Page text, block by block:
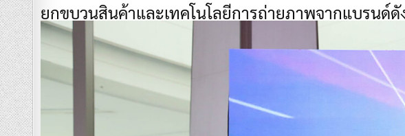
ยกขบวนสินค้าและเทคโนโลยีการถ่ายภาพจากแบรน